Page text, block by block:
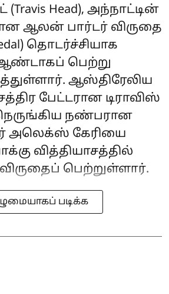
Head), அந்நாட்டின்
ஆலன் பார்டர் விருதை
தொடர்ச்சியாக
பெற்று
ஆஸ்திரேலிய
பேட்டரான டிராவிஸ்
நண்பரான
அலெக்ஸ் கேரியை
வித்தியாசத்தில்
பெற்றுள்ளார்.
படிக்க